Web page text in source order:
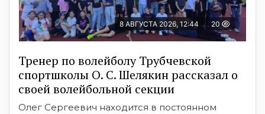
8 АВГУСТА 2026, 12:44 20
Тренер по волейболу Трубчевской
спортшколы О. С. Шелякин рассказал о
своей волейбольной секции
Олег Сергеевич находится в постоянном